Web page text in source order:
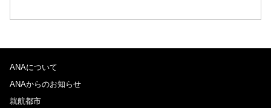
運賃タイプ指定なし
往路出発日および時間帯
ANAについて
ANAからのお知らせ
就航都市